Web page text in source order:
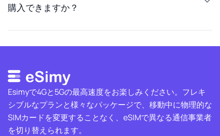
購入できますか？
Esimyで4Gと5Gの最高速度をお楽しみください。フレキ
シブルなプランと様々なパッケージで、移動中に物理的な
SIMカードを変更することなく、eSIMで異なる通信事業者
を切り替えられます。